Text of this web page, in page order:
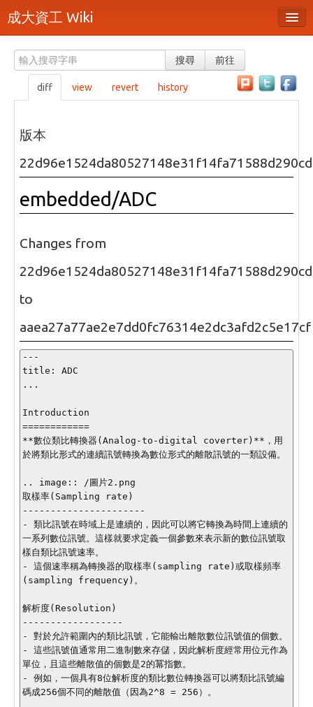
成大資工 Wiki
分類
隨機頁面
最近活動
上傳檔案
頁面原始檔
可列印版本
刪除本頁
登入 / 註冊帳號
搜尋 前往
diff view revert history
版本
embedded/ADC
Changes from
to
aaea27a77ae2e7dd0fc76314e2dc3afd2c5e17cf
---
title: ADC
...
Introduction
============
**數位類比轉換器(Analog-to-digital coverter)**，用
於將類比形式的連續訊號轉換為數位形式的離散訊號的一類設備。
.. image:: /圖片2.png
取樣率(Sampling rate)
----------------------
- 類比訊號在時域上是連續的，因此可以將它轉換為時間上連續的
一系列數位訊號。這樣就要求定義一個參數來表示新的數位訊號取
樣自類比訊號速率。
- 這個速率稱為轉換器的取樣率(sampling rate)或取樣頻率
(sampling frequency)。
解析度(Resolution)
------------------
- 對於允許範圍內的類比訊號，它能輸出離散數位訊號值的個數。
- 這些訊號值通常用二進制數來存儲，因此解析度經常用位元作為
單位，且這些離散值的個數是2的冪指數。
- 例如，一個具有8位解析度的類比數位轉換器可以將類比訊號編
碼成256個不同的離散值（因為2^8 = 256）。